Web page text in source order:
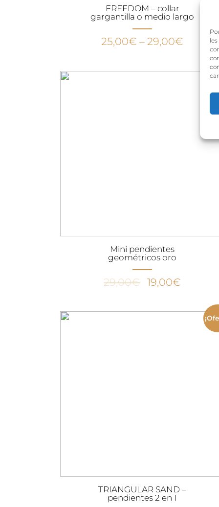
FREEDOM – collar
gargantilla o medio largo
25,00€ –29,00€
Mini pendientes
geométricos oro
29,00€ El
19,00€
actual
19,00€.
TRIANGULAR SAND –
pendientes 2 en 1